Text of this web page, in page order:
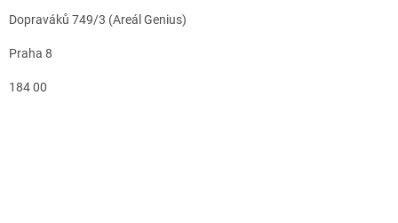
Dopraváků 749/3 (Areál Genius)
Praha 8
184 00